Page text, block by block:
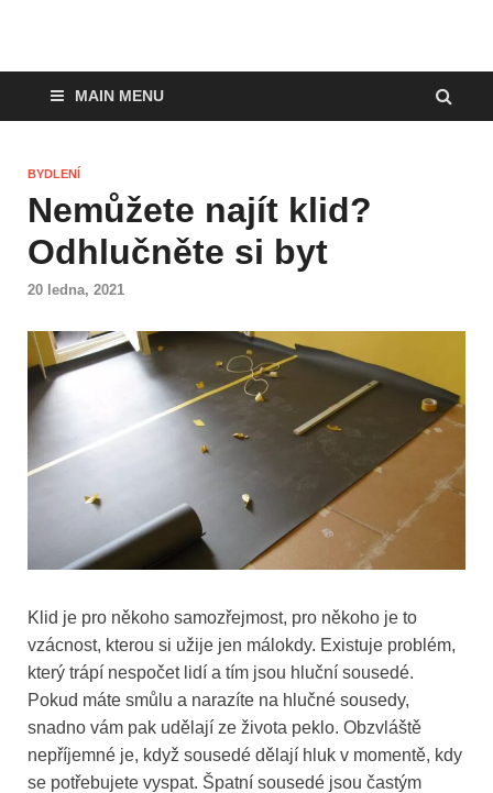
MAIN MENU
BYDLENÍ
Nemůžete najít klid?
Odhlučněte si byt
20 ledna, 2021
Klid je pro někoho samozřejmost, pro někoho je to
vzácnost, kterou si užije jen málokdy. Existuje problém,
který trápí nespočet lidí a tím jsou hluční sousedé.
Pokud máte smůlu a narazíte na hlučné sousedy,
snadno vám pak udělají ze života peklo. Obzvláště
nepříjemné je, když sousedé dělají hluk v momentě, kdy
se potřebujete vyspat. Špatní sousedé jsou častým